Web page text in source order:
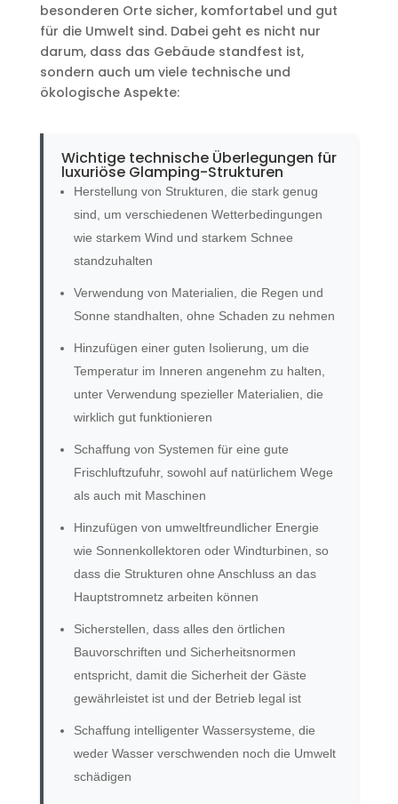
besonderen Orte sicher, komfortabel und gut
für die Umwelt sind. Dabei geht es nicht nur
darum, dass das Gebäude standfest ist,
sondern auch um viele technische und
ökologische Aspekte:
Wichtige technische Überlegungen für
luxuriöse Glamping-Strukturen
Herstellung von Strukturen, die stark genug
sind, um verschiedenen Wetterbedingungen
wie starkem Wind und starkem Schnee
standzuhalten
Verwendung von Materialien, die Regen und
Sonne standhalten, ohne Schaden zu nehmen
Hinzufügen einer guten Isolierung, um die
Temperatur im Inneren angenehm zu halten,
unter Verwendung spezieller Materialien, die
wirklich gut funktionieren
Schaffung von Systemen für eine gute
Frischluftzufuhr, sowohl auf natürlichem Wege
als auch mit Maschinen
Hinzufügen von umweltfreundlicher Energie
wie Sonnenkollektoren oder Windturbinen, so
dass die Strukturen ohne Anschluss an das
Hauptstromnetz arbeiten können
Sicherstellen, dass alles den örtlichen
Bauvorschriften und Sicherheitsnormen
entspricht, damit die Sicherheit der Gäste
gewährleistet ist und der Betrieb legal ist
Schaffung intelligenter Wassersysteme, die
weder Wasser verschwenden noch die Umwelt
schädigen